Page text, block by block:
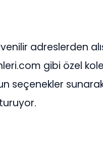
adreslerden
gibi özel
seçenekler